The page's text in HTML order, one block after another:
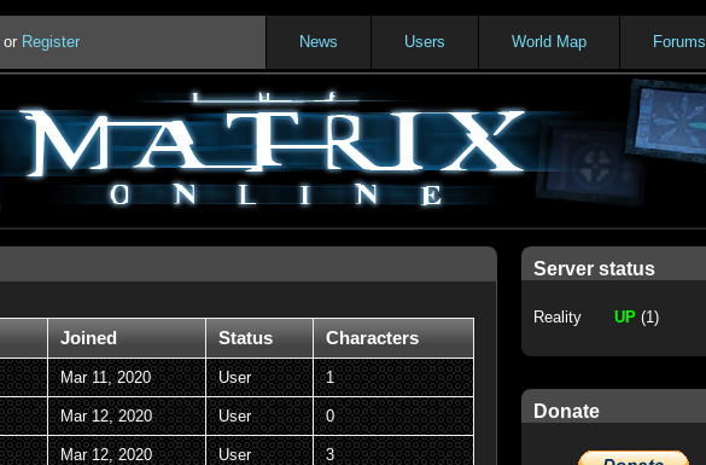
or Register Forums
World Map
Users
News
Joined Status Characters
Mar 11, 2020 User 1
Mar 12, 2020 User 0
Mar 12, 2020 User 3
Server status
Reality UP(1)
Donate